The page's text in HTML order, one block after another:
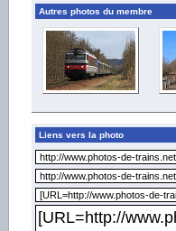
Autres photos du membre
Liens vers la photo